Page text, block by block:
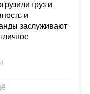
груз и
и
заслуживают